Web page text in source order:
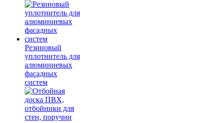
Резиновый
уплотнитель для
алюминиевых
фасадных
систем